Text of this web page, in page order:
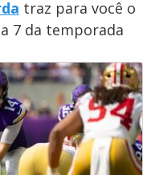
traz para você o
7 da temporada